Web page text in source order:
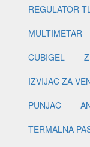
REGULATOR
MULTIMETAR
CUBIGEL
IZVIJAČ ZA
PUNJAČ
TERMALNA